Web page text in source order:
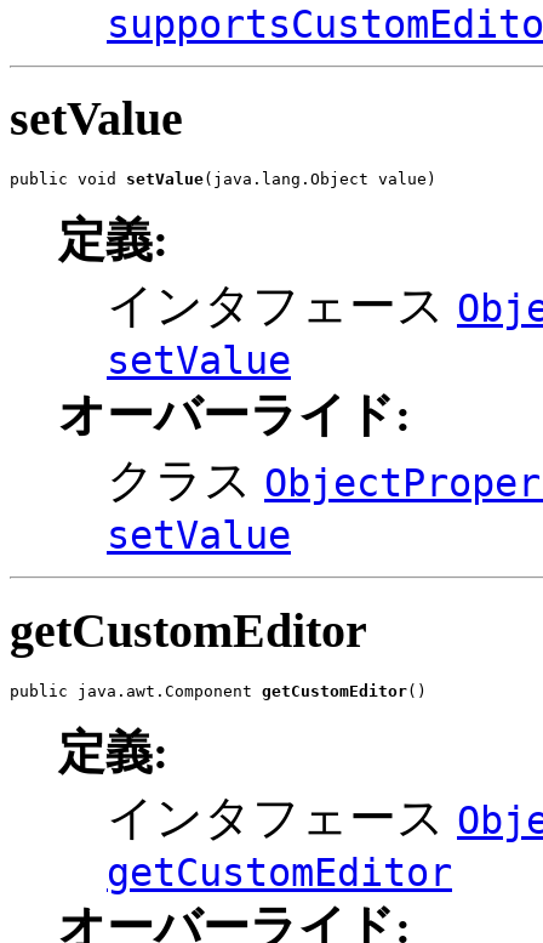
setValue
public void setValue(java.lang.Object value)
定義:
インタフェース
setValue
オーバーライド:
クラス
setValue
getCustomEditor
public java.awt.Component getCustomEditor()
定義:
インタフェース
getCustomEditor
オーバーライド: